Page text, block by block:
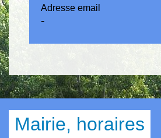
Adresse email
-
Mairie, horaires